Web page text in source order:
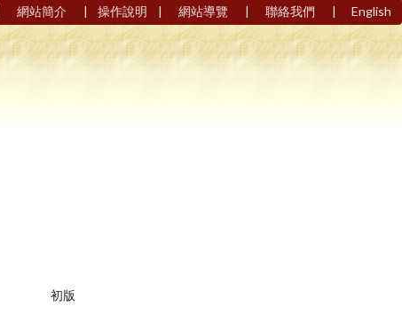
網站簡介 | 操作說明 | 網站導覽 | 聯絡我們 | English
初版